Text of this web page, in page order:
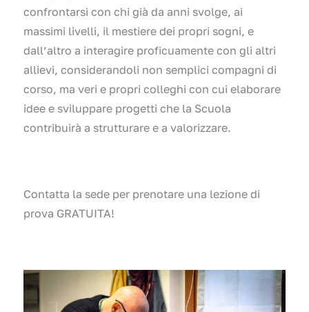
confrontarsi con chi già da anni svolge, ai
massimi livelli, il mestiere dei propri sogni, e
dall’altro a interagire proficuamente con gli altri
allievi, considerandoli non semplici compagni di
corso, ma veri e propri colleghi con cui elaborare
idee e sviluppare progetti che la Scuola
contribuirà a strutturare e a valorizzare.
Contatta la sede per prenotare una lezione di
prova GRATUITA!